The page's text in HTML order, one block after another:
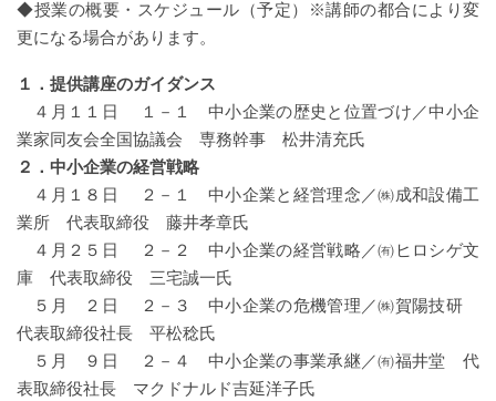
◆授業の概要・スケジュール（予定）※講師の都合により変
更になる場合があります。
１．提供講座のガイダンス
４月１１日 １－１ 中小企業の歴史と位置づけ／中小企
業家同友会全国協議会 専務幹事 松井清充氏
２．中小企業の経営戦略
４月１８日 ２－１ 中小企業と経営理念／㈱成和設備工
業所 代表取締役 藤井孝章氏
４月２５日 ２－２ 中小企業の経営戦略／㈲ヒロシゲ文
庫 代表取締役 三宅誠一氏
５月 ２日 ２－３ 中小企業の危機管理／㈱賀陽技研
代表取締役社長 平松稔氏
５月 ９日 ２－４ 中小企業の事業承継／㈲福井堂 代
表取締役社長 マクドナルド吉延洋子氏